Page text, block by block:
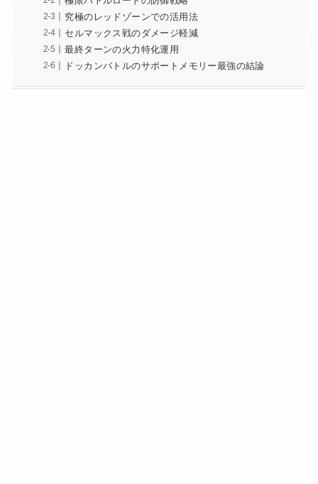
究極のレッドゾーンでの活用法
セルマックス戦のダメージ軽減
最終ターンの火力特化運用
ドッカンバトルのサポートメモリー最強の結論